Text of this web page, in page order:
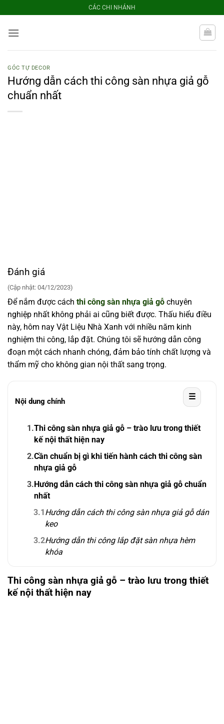
nội
CÁC CHI NHÁNH
GÓC TỰ DECOR
Hướng dẫn cách thi công sàn nhựa giả gỗ
chuẩn nhất
Đánh giá
(Cập nhật: 04/12/2023)
Để nắm được cách thi công sàn nhựa giả gỗ chuyên
nghiệp nhất không phải ai cũng biết được. Thấu hiểu điều
này, hôm nay Vật Liệu Nhà Xanh với nhiều năm kinh
nghiệm thi công, lắp đặt. Chúng tôi sẽ hướng dẫn công
đoạn một cách nhanh chóng, đảm bảo tính chất lượng và
thẩm mỹ cho không gian nội thất sang trọng.
Nội dung chính ☰
1.Thi công sàn nhựa giả gỗ – trào lưu trong thiết
kế nội thất hiện nay
2.Cần chuẩn bị gì khi tiến hành cách thi công sàn
nhựa giả gỗ
3.Hướng dẫn cách thi công sàn nhựa giả gỗ chuẩn
nhất
3.1Hướng dẫn cách thi công sàn nhựa giả gỗ dán
keo
3.2Hướng dẫn thi công lắp đặt sàn nhựa hèm
khóa
Thi công sàn nhựa giả gỗ – trào lưu trong thiết
kế nội thất hiện nay